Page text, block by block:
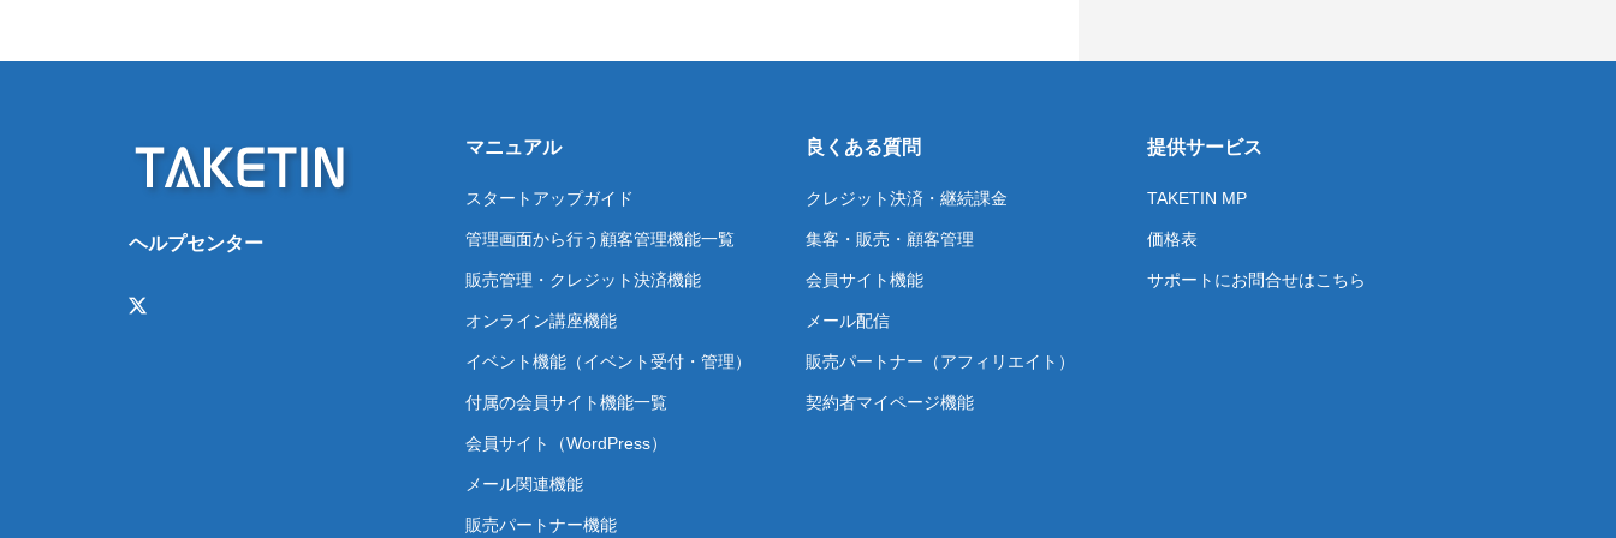
マニュアル
スタートアップガイド
管理画面から行う顧客管理機能一覧
販売管理・クレジット決済機能
オンライン講座機能
イベント機能（イベント受付・管理）
付属の会員サイト機能一覧
会員サイト（WordPress）
メール関連機能
販売パートナー機能
良くある質問
クレジット決済・継続課金
集客・販売・顧客管理
会員サイト機能
メール配信
販売パートナー（アフィリエイト）
契約者マイページ機能
提供サービス
TAKETIN MP
価格表
サポートにお問合せはこちら
ヘルプセンター